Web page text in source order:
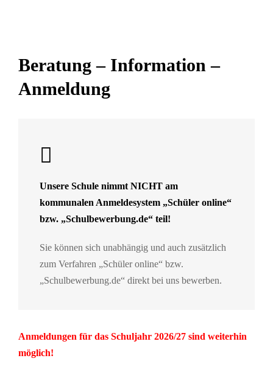
Beratung – Information –
Anmeldung
Unsere Schule nimmt NICHT am
kommunalen Anmeldesystem „Schüler online“
bzw. „Schulbewerbung.de“ teil!
Sie können sich unabhängig und auch zusätzlich
zum Verfahren „Schüler online“ bzw.
„Schulbewerbung.de“ direkt bei uns bewerben.
Anmeldungen für das Schuljahr 2026/27 sind weiterhin
möglich!